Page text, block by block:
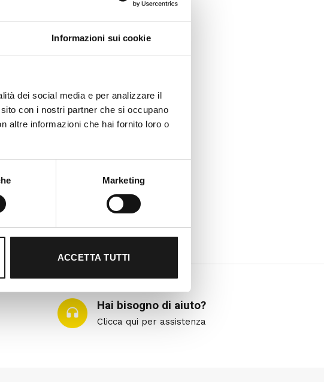
Informazioni sui cookie
dei social media e per analizzare il
con i nostri partner che si occupano
altre informazioni che hai fornito loro o
Marketing
ACCETTA TUTTI
Hai bisogno di aiuto?
Clicca qui per assistenza